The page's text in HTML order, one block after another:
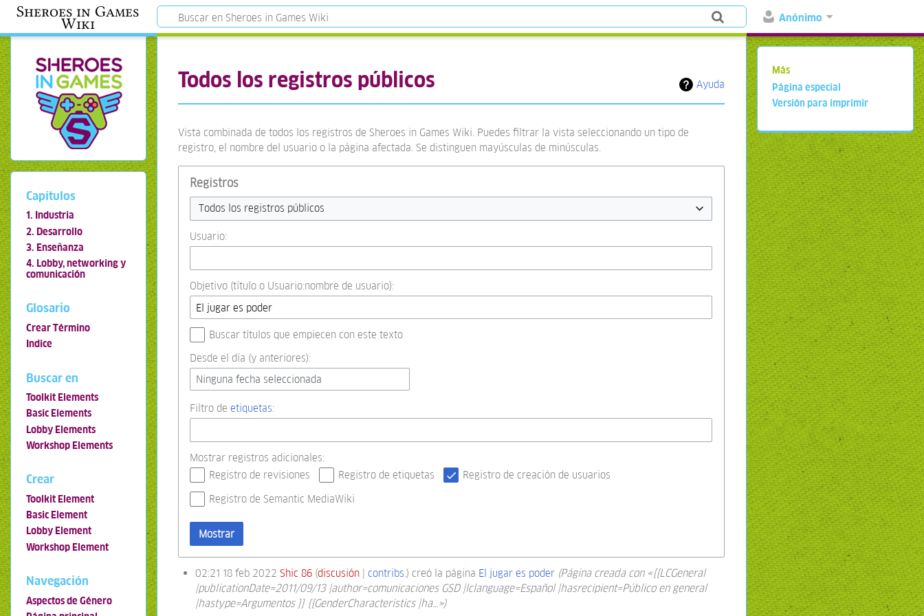
Anónimo
Sheroes in Games
Wiki
Ayuda
Todos los registros públicos
Vista combinada de todos los registros de Sheroes in Games Wiki. Puedes filtrar la vista seleccionando un tipo de
registro, el nombre del usuario o la página afectada. Se distinguen mayúsculas de minúsculas.
Registros
Todos los registros públicos
Usuario:
Objetivo (título o Usuario:nombre de usuario):
Buscar títulos que empiecen con este texto
Desde el día (y anteriores):
Ninguna fecha seleccionada
Filtro deetiquetas:
Mostrar registros adicionales:
Registro de revisiones
Registro de etiquetas
Registro de creación de usuarios
Registro de Semantic MediaWiki
Mostrar
02:21 18 feb 2022 Shic 86 discusión contribs. creó la página El jugar es poder (Página creada con «{{LCGeneral
|publicationDate=2011/09/13 |author=comunicaciones GSD |lclanguage=Español |hasrecipient=Público en general
|hastype=Argumentos }} {{GenderCharacteristics |ha…»)
Capítulos
1. Industria
2. Desarrollo
3. Enseñanza
4. Lobby, networking y
comunicación
Glosario
Crear Término
Indice
Buscar en
Toolkit Elements
Basic Elements
Lobby Elements
Workshop Elements
Crear
Toolkit Element
Basic Element
Lobby Element
Workshop Element
Navegación
Aspectos de Género
Más
Página especial
Versión para imprimir